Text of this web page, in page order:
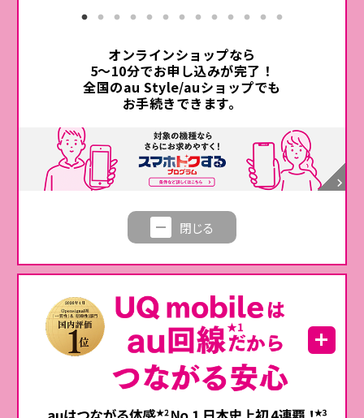
Pontaパスについて、詳しくはこちら
閉じる
お手続きの場合3,850円） 相当が
au PAY 残高還元で実質無料★5
SMS：送信料0円★6
au 5G/au 4G LTEエリア内で
1GB/月使える ★7
au ICカード（SIMカード）もしくはeSIMでのお申し込みが必要です。
対応機種にて、一部アプリのデータ通信が可能。音声通話は未対応（2026
★6：au 5G／au 4G LTEエリア内で送信した国際SMS（海外の電話番号宛の
SMS）は送信料がかかります。詳しくはこちら
「au Starlink Direct」のデータ通信（アプリ利用やメッセージへのファイル添
付など）は、「au Starlink Direct専用プラン＋」のデータ容量（1GB／月）か
ら消費します。ただし、当面の間、データ容量消費の対象外とします。
オンラインショップなら
5〜10分でお申し込みが完了！
全国のau Style/auショップでも
お手続きできます。
閉じる